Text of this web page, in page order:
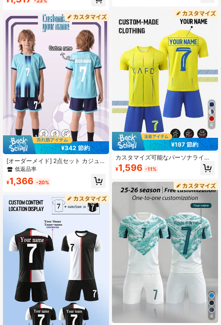
リートスタイル、新学期、アスレジ
ャー、男の子へのギフト
¥342 節約
[オーダーメイド] 2点セット カジュ
アルスポーツトレーニング 速乾 半袖
ササイズ、日常着、名前カスタマイ
生日プレゼント、ブロークコア、新
学期、サッカーファン、男の子への
ギフト
低返品率
¥1,366 -20%
&ショーツセット アウトドアランニ
ング Y2Kスタイル
6
¥197 節約
カスタマイズ可能なパーソナライズ
名「Riyadh Victory」ジャージ #7 ユ
ースサッカーユニフォームセット -
とショーツ、男の子のスポーツトレ
ーニングとカジュアルウェアに適
し、アウトドア、誕生日プレゼント
¥1,596 -11%
4